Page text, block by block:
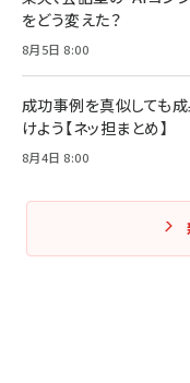
をどう変えた？
8月5日 8:00
成功事例を真似しても成
けよう【ネッ担まとめ】
8月4日 8:00